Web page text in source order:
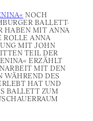
NOCH
BALLETT-
HABEN MIT ANNA
ROLLE ANNA
MIT JOHN
TEIL DER
ERZÄHLT
MIT DEN
WÄHREND DES
HAT UND
BALLETT ZUM